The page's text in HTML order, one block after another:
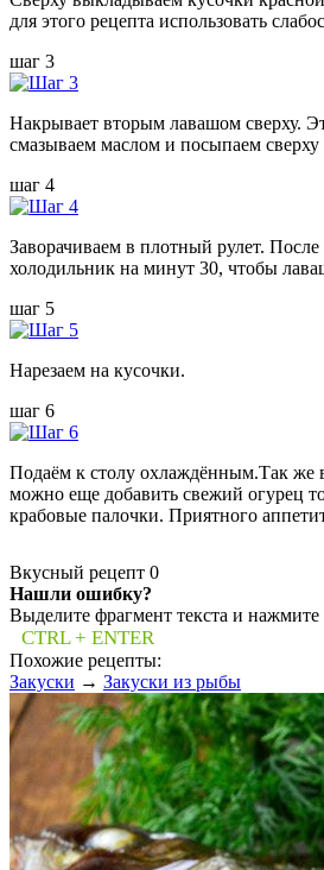
для этого рецепта использовать
шаг 3
Накрывает вторым лавашом сверху.
смазываем маслом и посыпаем
шаг 4
Заворачиваем в плотный рулет. После
холодильник на минут 30, чтобы
шаг 5
Нарезаем на кусочки.
шаг 6
Подаём к столу охлаждённым.Так же
можно еще добавить свежий огурец
крабовые палочки. Приятного
Вкусный рецепт 0
Нашли ошибку?
Выделите фрагмент текста и нажмите
CTRL + ENTER
Похожие рецепты:
Закуски → Закуски из рыбы